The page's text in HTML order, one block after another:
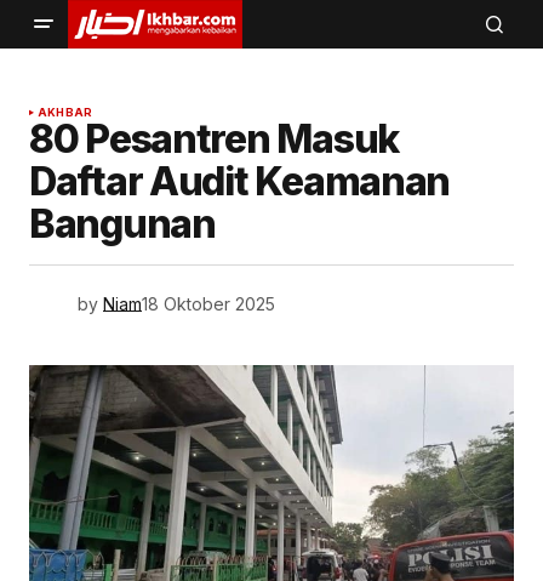
AKHBAR
80 Pesantren Masuk
Daftar Audit Keamanan
Bangunan
by Niam18 Oktober 2025